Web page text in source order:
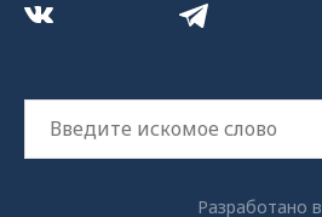
Разработано в